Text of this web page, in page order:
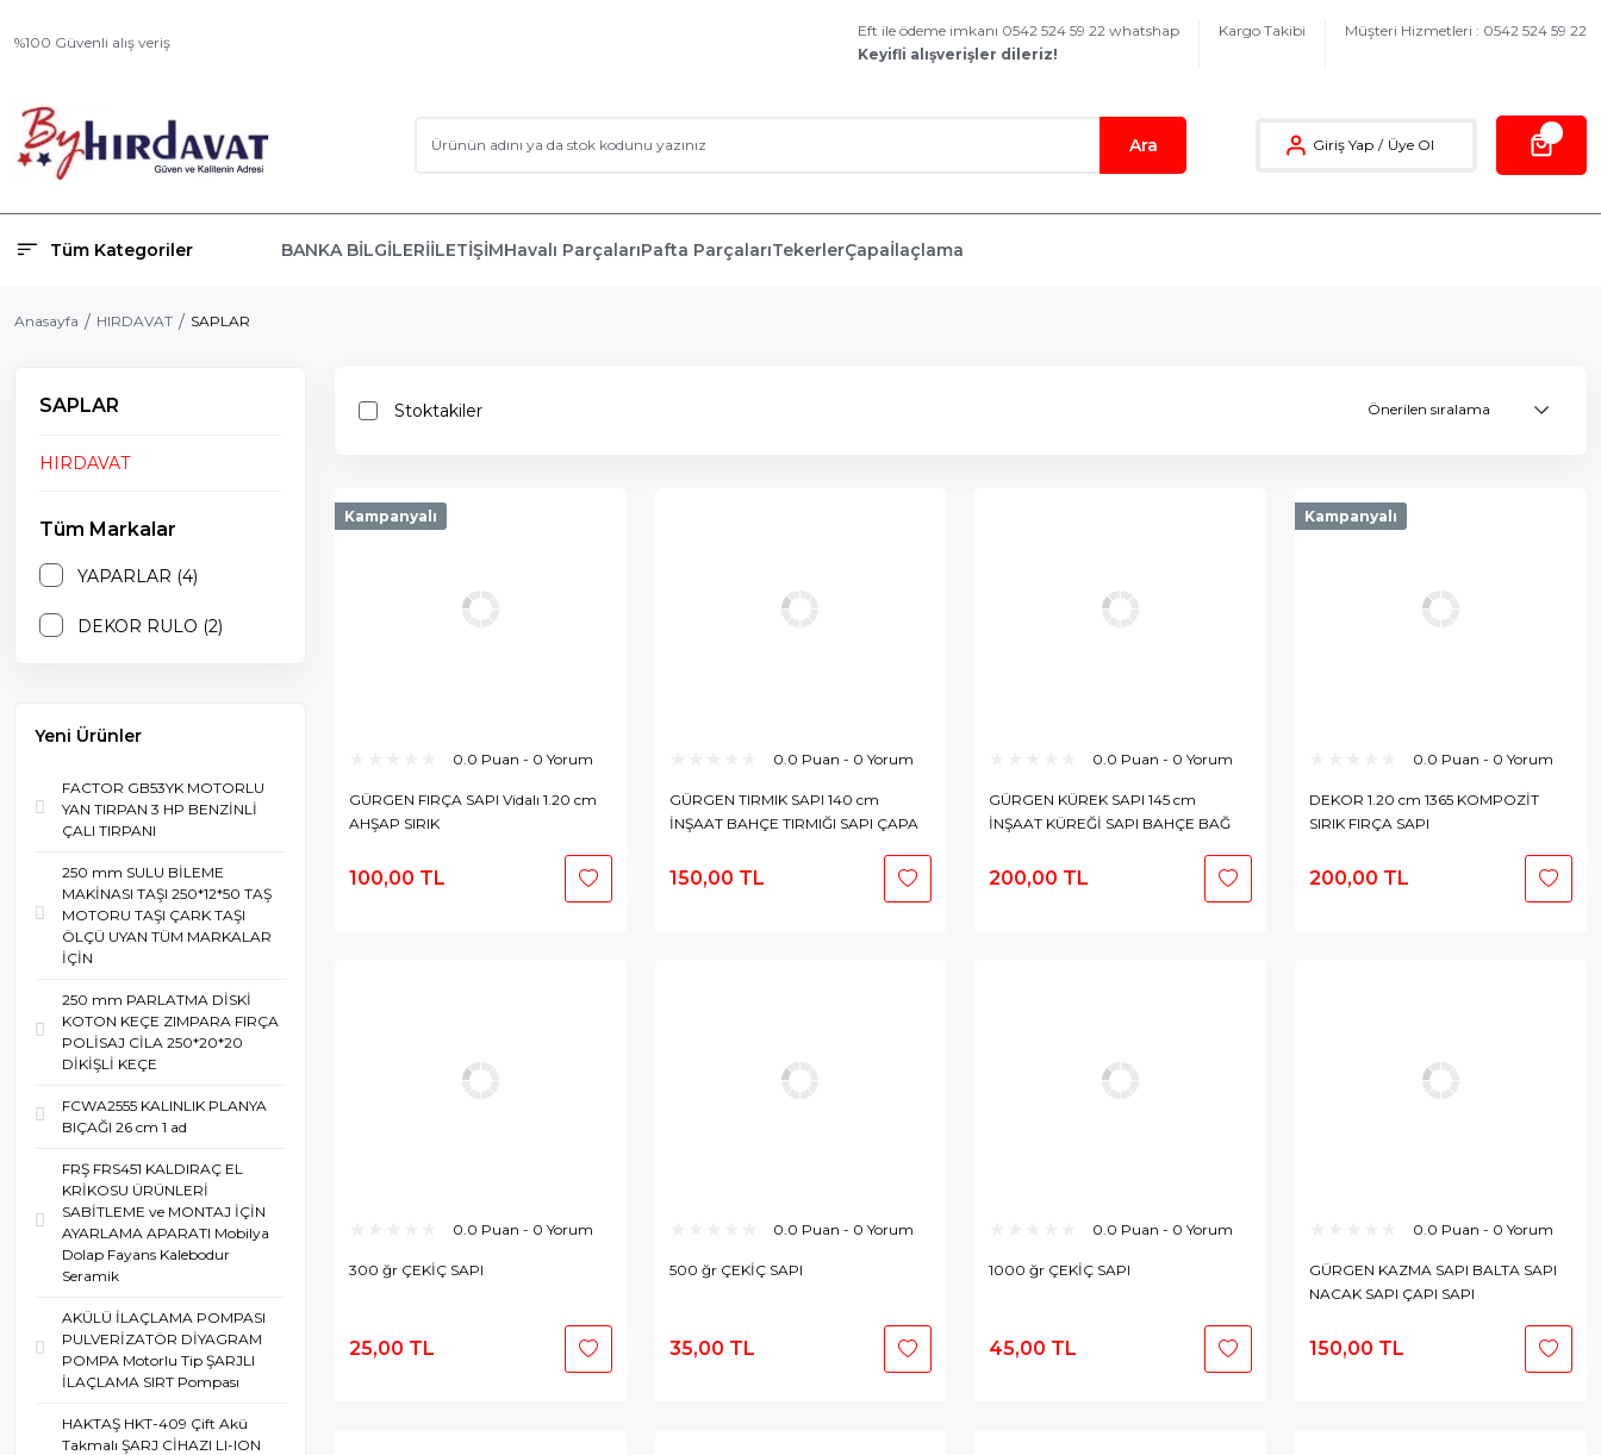
%100 Güvenli alış veriş
Eft ile ödeme imkanı 0542 524 59 22 whatshap
Keyifli alışverişler dileriz!
Kargo Takibi Müşteri Hizmetleri : 0542 524 59 22
Ara Giriş Yap / Üye Ol
Tüm Kategoriler BANKA BİLGİLERİİLETİŞİMHavalı ParçalarıPafta ParçalarıTekerlerÇapaİlaçlama
Anasayfa HIRDAVAT SAPLAR
SAPLAR
HIRDAVAT
Tüm Markalar
YAPARLAR (4)
DEKOR RULO (2)
Yeni Ürünler
FACTOR GB53YK MOTORLU
YAN TIRPAN 3 HP BENZİNLİ
ÇALI TIRPANI
250 mm SULU BİLEME
MAKİNASI TAŞI 250*12*50 TAŞ
MOTORU TAŞI ÇARK TAŞI
ÖLÇÜ UYAN TÜM MARKALAR
İÇİN
250 mm PARLATMA DİSKİ
KOTON KEÇE ZIMPARA FIRÇA
POLİSAJ CİLA 250*20*20
DİKİŞLİ KEÇE
FCWA2555 KALINLIK PLANYA
BIÇAĞI 26 cm 1 ad
FRŞ FRS451 KALDIRAÇ EL
KRİKOSU ÜRÜNLERİ
SABİTLEME ve MONTAJ İÇİN
AYARLAMA APARATI Mobilya
Dolap Fayans Kalebodur
Seramik
AKÜLÜ İLAÇLAMA POMPASI
PULVERİZATÖR DİYAGRAM
POMPA Motorlu Tip ŞARJLI
İLAÇLAMA SIRT Pompası
HAKTAŞ HKT-409 Çift Akü
Takmalı ŞARJ CİHAZI LI-ION
Stoktakiler
Kampanyalı
0.0 Puan - 0 Yorum
GÜRGEN FIRÇA SAPI Vidalı 1.20 cm
AHŞAP SIRIK
100,00 TL
0.0 Puan - 0 Yorum
GÜRGEN TIRMIK SAPI 140 cm
İNŞAAT BAHÇE TIRMIĞI SAPI ÇAPA
150,00 TL
0.0 Puan - 0 Yorum
GÜRGEN KÜREK SAPI 145 cm
İNŞAAT KÜREĞİ SAPI BAHÇE BAĞ
200,00 TL
Kampanyalı
0.0 Puan - 0 Yorum
DEKOR 1.20 cm 1365 KOMPOZİT
SIRIK FIRÇA SAPI
200,00 TL
0.0 Puan - 0 Yorum
300 ğr ÇEKİÇ SAPI
25,00 TL
0.0 Puan - 0 Yorum
500 ğr ÇEKİÇ SAPI
35,00 TL
0.0 Puan - 0 Yorum
1000 ğr ÇEKİÇ SAPI
45,00 TL
0.0 Puan - 0 Yorum
GÜRGEN KAZMA SAPI BALTA SAPI
NACAK SAPI ÇAPI SAPI
150,00 TL